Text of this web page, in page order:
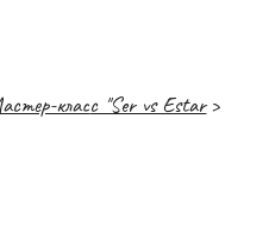
класс "Ser vs Estar >